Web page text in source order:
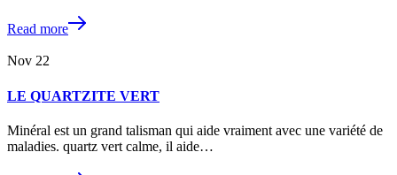
Read more
Nov 22
LE QUARTZITE VERT
Minéral est un grand talisman qui aide vraiment avec une variété de
maladies. quartz vert calme, il aide…